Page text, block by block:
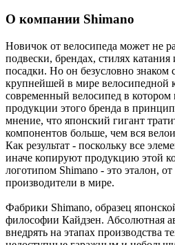
О компании Shimano
Новичок от велосипеда может не
подвески, брендах, стилях
посадки. Но он безусловно знаком
крупнейшей в мире велосипедной
современный велосипед в
продукции этого бренда в
мнение, что японский гигант
компонентов больше, чем вся
Как результат - поскольку все
иначе копируют продукцию этой
логотипом Shimano - это эталон, от
производители в мире.
Фабрики Shimano, образец
философии Кайдзен. Абсолютная
внедрять на этапах производства